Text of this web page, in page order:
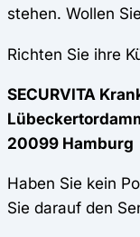
stehen. Wollen
Richten Sie ihre
SECURVITA
20099 Hamburg
Haben Sie kein
Sie darauf den